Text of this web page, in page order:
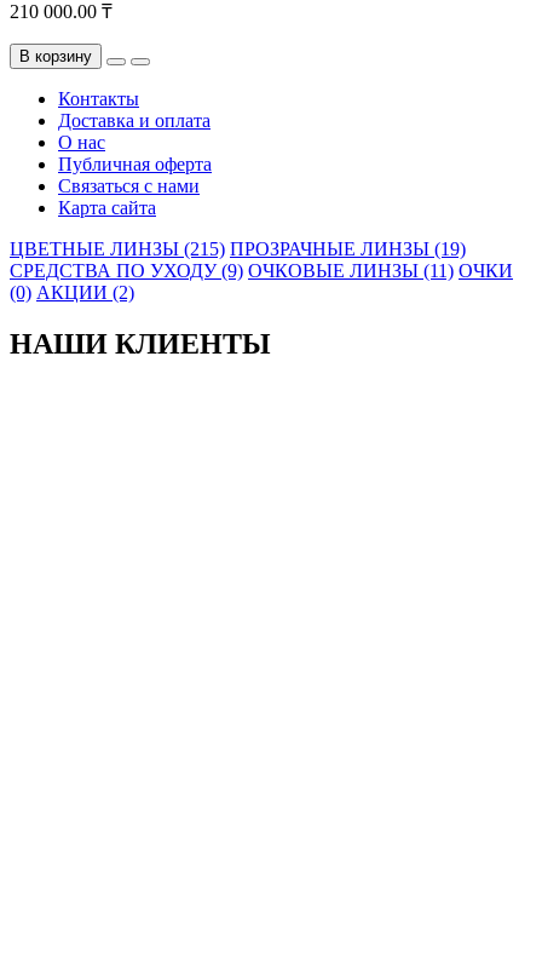
210 000.00 ₸
В корзину
Контакты
Доставка и оплата
О нас
Публичная оферта
Связаться с нами
Карта сайта
ЦВЕТНЫЕ ЛИНЗЫ (215) ПРОЗРАЧНЫЕ ЛИНЗЫ (19)
СРЕДСТВА ПО УХОДУ (9) ОЧКОВЫЕ ЛИНЗЫ (11) ОЧКИ
(0) АКЦИИ (2)
НАШИ КЛИЕНТЫ